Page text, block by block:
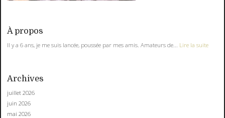
À propos
Il y a 6 ans, je me suis lancée, poussée par mes amis. Amateurs de... Lire la suite
Archives
juillet 2026
juin 2026
mai 2026